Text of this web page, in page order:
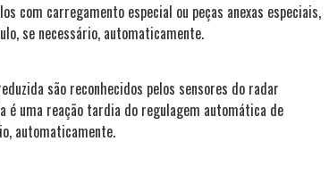
com carregamento especial ou peças anexas especiais,
se necessário, automaticamente.
são reconhecidos pelos sensores do radar
é uma reação tardia do regulagem automática de
automaticamente.